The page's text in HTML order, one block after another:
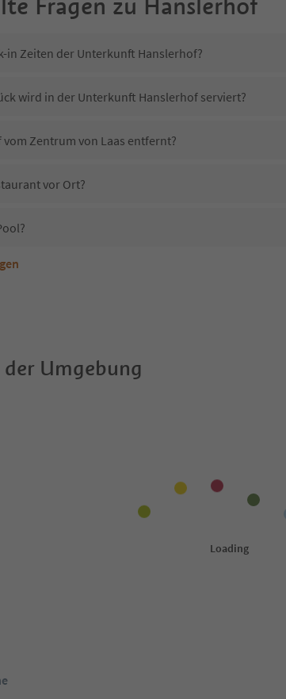
Fragen zu Hanslerhof
in Zeiten der Unterkunft Hanslerhof?
wird in der Unterkunft Hanslerhof serviert?
Zentrum von Laas entfernt?
vor Ort?
Hanslerhof erlaubt?
Umgebung